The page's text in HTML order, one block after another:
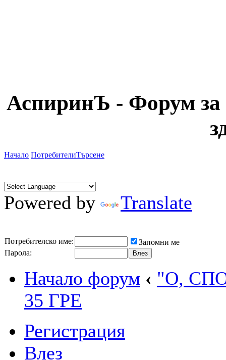
АспиринЪ - Форум за
Начало ПотребителиТърсене
Powered by Translate
Потребителско име:
Запомни ме
Парола:
Начало форум ‹ "О,
35 ГРЕ
Регистрация
Влез